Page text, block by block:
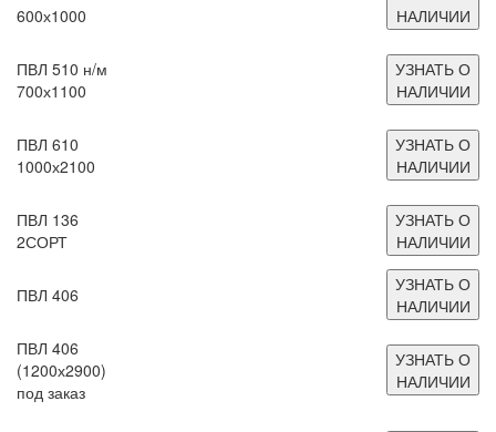
600х1000
НАЛИЧИИ
ПВЛ 510 н/м
700х1100
УЗНАТЬ О
НАЛИЧИИ
ПВЛ 610
1000х2100
УЗНАТЬ О
НАЛИЧИИ
ПВЛ 136
2СОРТ
УЗНАТЬ О
НАЛИЧИИ
ПВЛ 406
УЗНАТЬ О
НАЛИЧИИ
ПВЛ 406
(1200х2900)
под заказ
УЗНАТЬ О
НАЛИЧИИ